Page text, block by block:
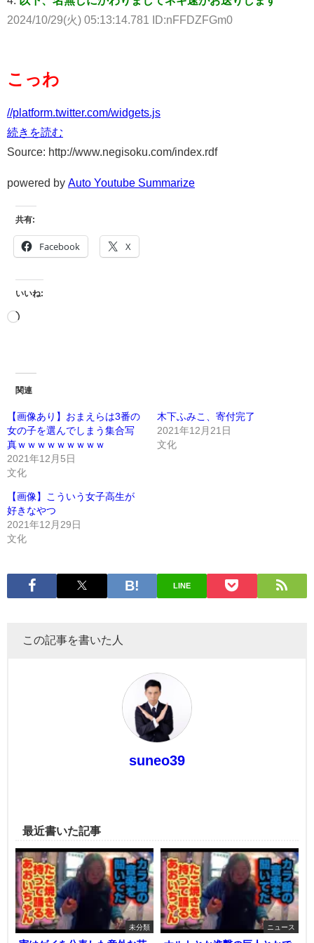
2024/10/29(火) 05:13:14.781 ID:nFFDZFGm0
こっわ
//platform.twitter.com/widgets.js
続きを読む
Source: http://www.negisoku.com/index.rdf
powered by Auto Youtube Summarize
共有:
Facebook X
いいね:
関連
【画像あり】おまえらは3番の
女の子を選んでしまう集合写
真ｗｗｗｗｗｗｗｗｗ
2021年12月5日
文化
木下ふみこ、寄付完了
2021年12月21日
文化
【画像】こういう女子高生が
好きなやつ
2021年12月29日
文化
LINE
この記事を書いた人
suneo39
最近書いた記事
未分類 ニュース